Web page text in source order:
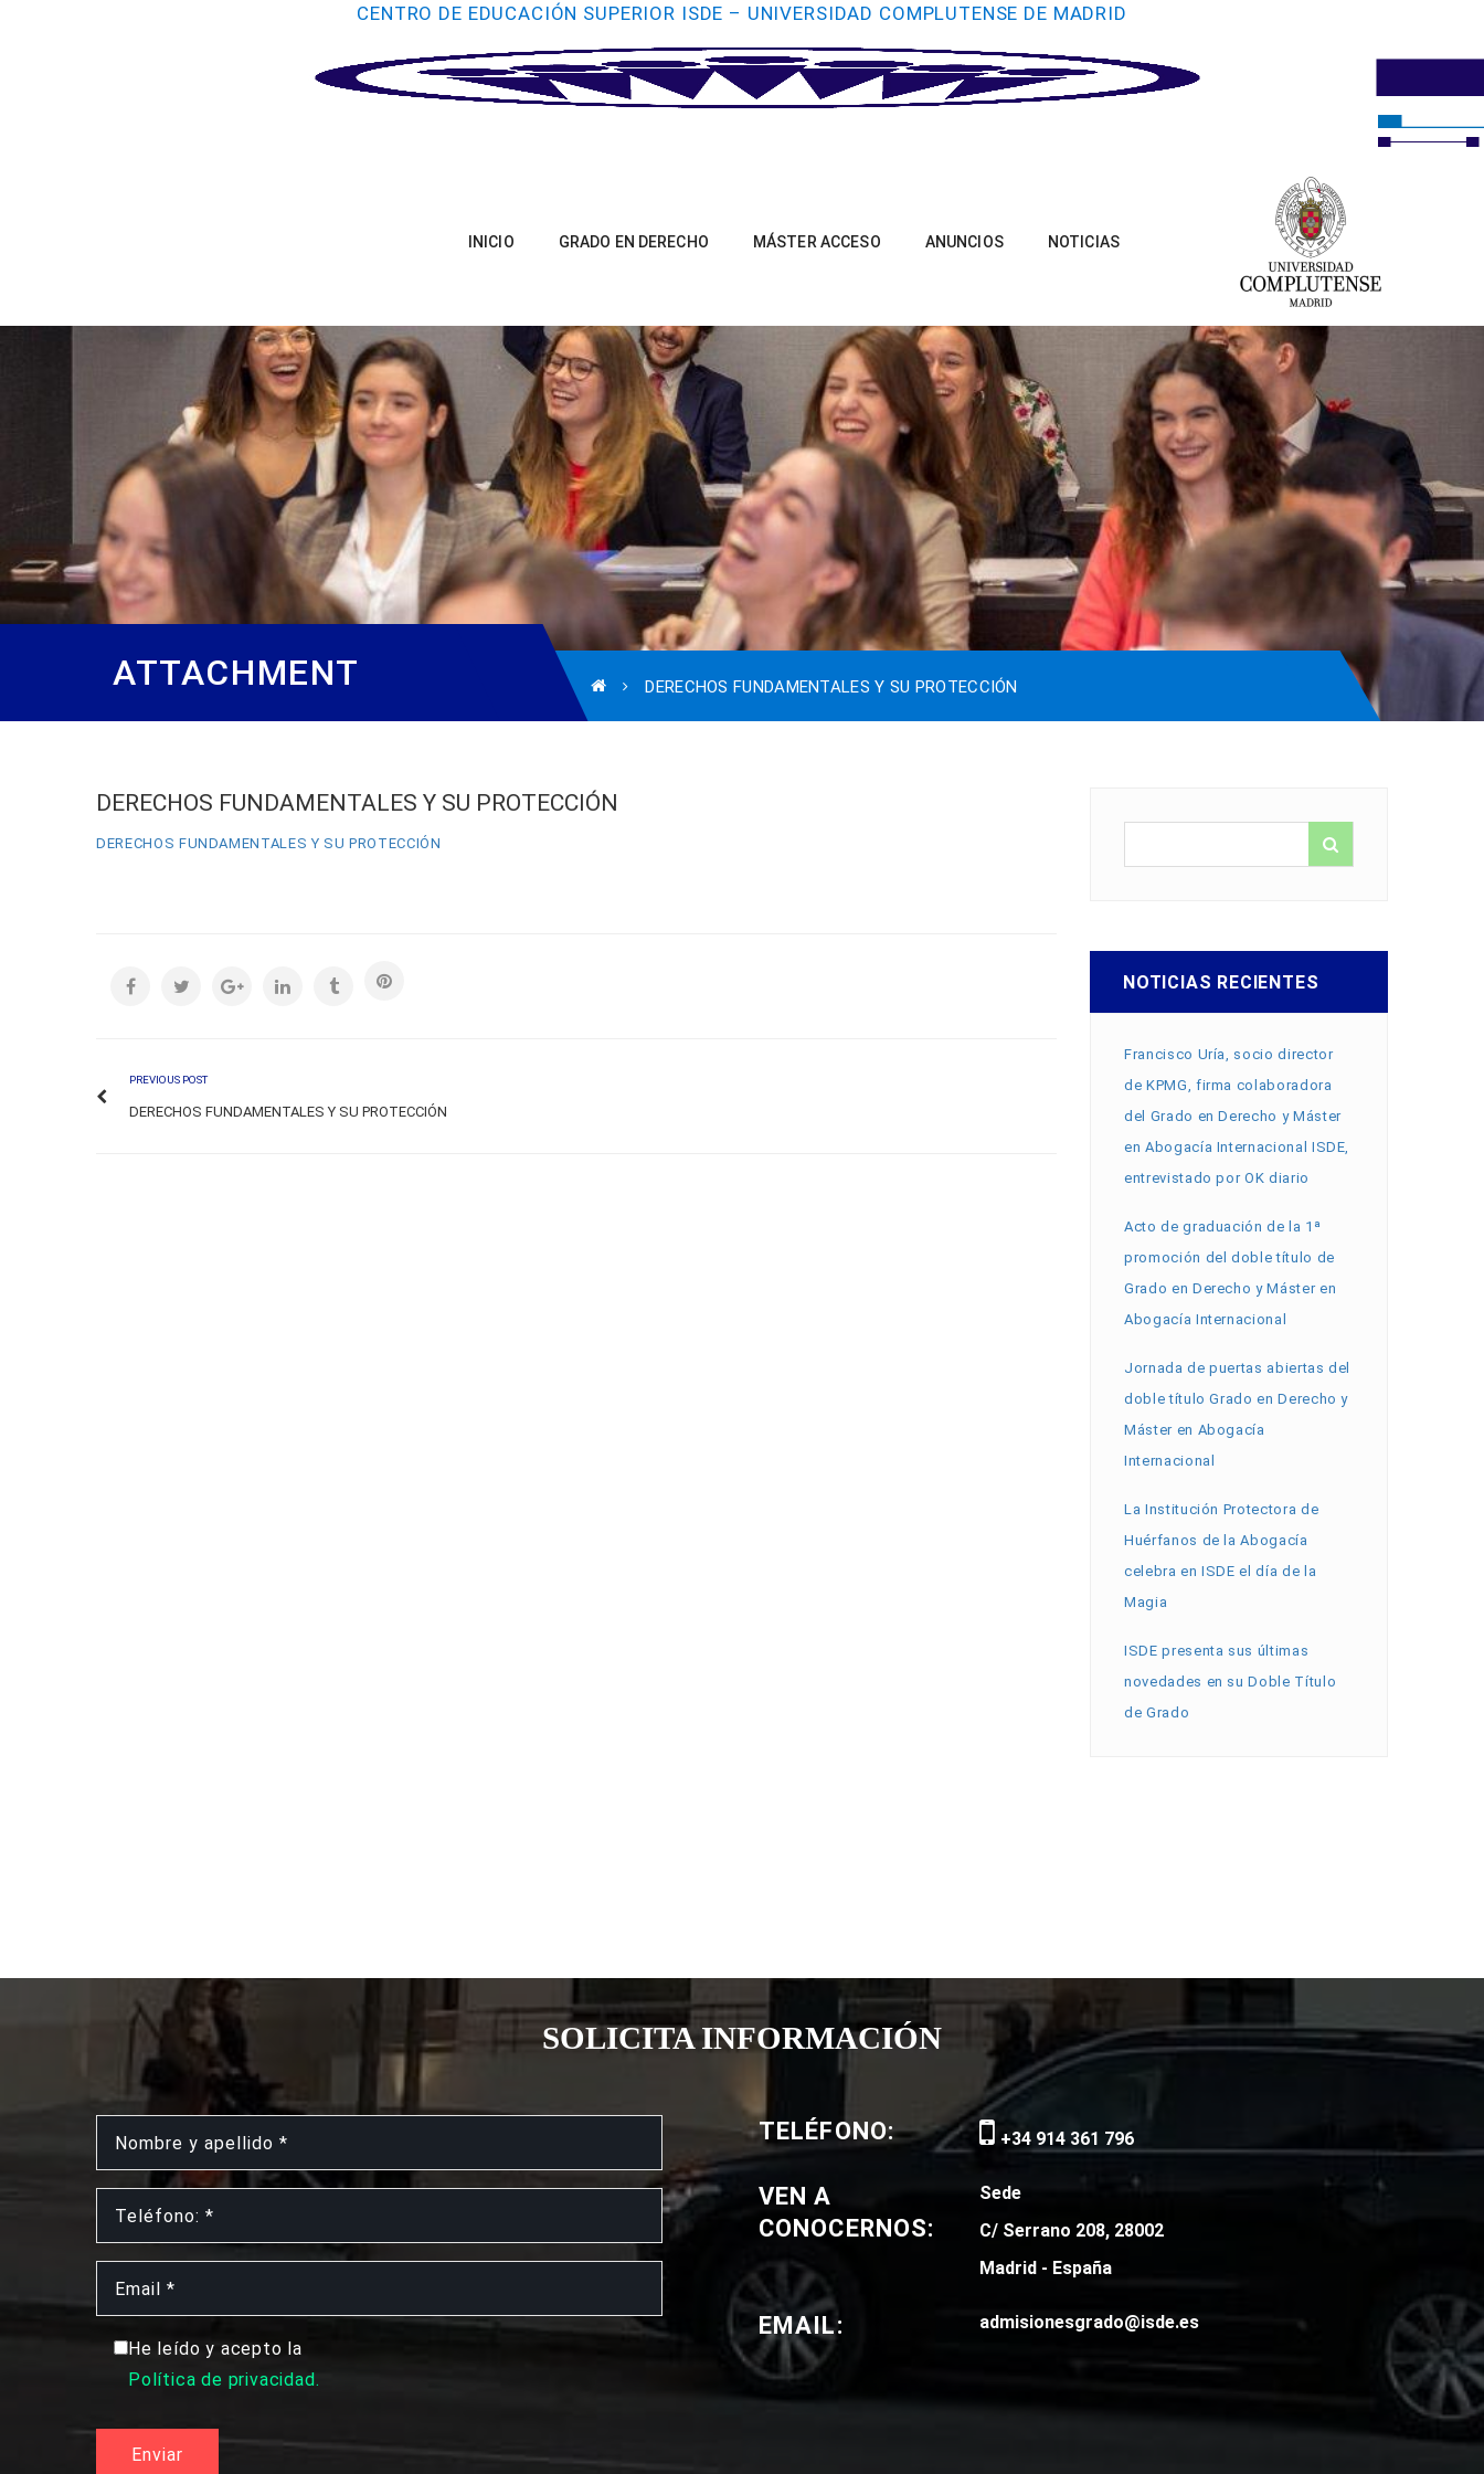
CENTRO DE EDUCACIÓN SUPERIOR ISDE – UNIVERSIDAD COMPLUTENSE DE MADRID
INICIO GRADO EN DERECHO MÁSTER ACCESO ANUNCIOS NOTICIAS
ATTACHMENT DERECHOS FUNDAMENTALES Y SU PROTECCIÓN
DERECHOS FUNDAMENTALES Y SU PROTECCIÓN
DERECHOS FUNDAMENTALES Y SU PROTECCIÓN
PREVIOUS POST
DERECHOS FUNDAMENTALES Y SU PROTECCIÓN
NOTICIAS RECIENTES
Francisco Uría, socio director
de KPMG, firma colaboradora
del Grado en Derecho y Máster
en Abogacía Internacional ISDE,
entrevistado por OK diario
Acto de graduación de la 1ª
promoción del doble título de
Grado en Derecho y Máster en
Abogacía Internacional
Jornada de puertas abiertas del
doble título Grado en Derecho y
Máster en Abogacía
Internacional
La Institución Protectora de
Huérfanos de la Abogacía
celebra en ISDE el día de la
Magia
ISDE presenta sus últimas
novedades en su Doble Título
de Grado
SOLICITA INFORMACIÓN
He leído y acepto la
Política de privacidad.
TELÉFONO: +34 914 361 796
VEN A
CONOCERNOS:
Sede
C/ Serrano 208, 28002
Madrid - España
EMAIL: admisionesgrado@isde.es